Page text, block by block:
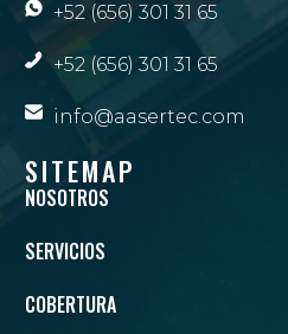
+52 (656) 301 31 65
+52 (656) 301 31 65
info@aasertec.com
SITEMAP
NOSOTROS
SERVICIOS
COBERTURA